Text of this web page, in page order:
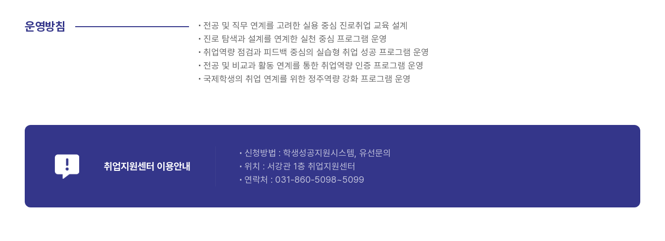
운영방침
전공 및 직무 연계를 고려한 실용 중심 진로취업 교육 설계
진로 탐색과 설계를 연계한 실천 중심 프로그램 운영
취업역량 점검과 피드백 중심의 실습형 취업 성공 프로그램 운영
전공 및 비교과 활동 연계를 통한 취업역량 인증 프로그램 운영
국제학생의 취업 연계를 위한 정주역량 강화 프로그램 운영
취업지원센터 이용안내
신청방법 : 학생성공지원시스템, 유선문의
위치 : 서강관 1층 취업지원센터
연락처 : 031-860-5098~5099